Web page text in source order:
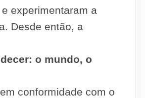
experimentaram a
Desde então, a
o mundo, o
conformidade com o